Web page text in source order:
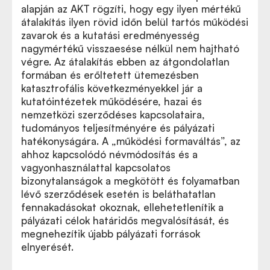
alapján az AKT rögzíti, hogy egy ilyen mértékű
átalakítás ilyen rövid időn belül tartós működési
zavarok és a kutatási eredményesség
nagymértékű visszaesése nélkül nem hajtható
végre. Az átalakítás ebben az átgondolatlan
formában és erőltetett ütemezésben
katasztrofális következményekkel jár a
kutatóintézetek működésére, hazai és
nemzetközi szerződéses kapcsolataira,
tudományos teljesítményére és pályázati
hatékonyságára. A „működési formaváltás”, az
ahhoz kapcsolódó névmódosítás és a
vagyonhasználattal kapcsolatos
bizonytalanságok a megkötött és folyamatban
lévő szerződések esetén is beláthatatlan
fennakadásokat okoznak, ellehetetlenítik a
pályázati célok határidős megvalósítását, és
megnehezítik újabb pályázati források
elnyerését.